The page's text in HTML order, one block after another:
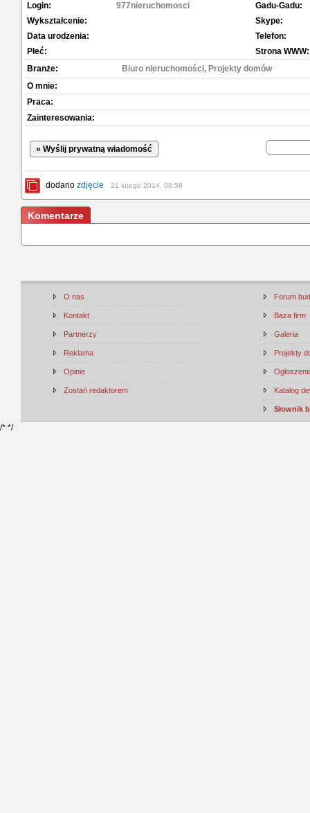
Login:
977nieruchomosci
Wykształcenie:
Data urodzenia:
Płeć:
Gadu-Gadu:
Skype:
Telefon:
Strona WWW:
Branże:
Biuro nieruchomości, Projekty domów
O mnie:
Praca:
Zainteresowania:
» Wyślij prywatną wiadomość
dodano zdjęcie 21 lutego 2014, 08:58
Komentarze
O nas
Kontakt
Partnerzy
Reklama
Opinie
Zostań redaktorem
Forum
Baza firm
Galeria
Projekty
Katalog
Słownik
/* */